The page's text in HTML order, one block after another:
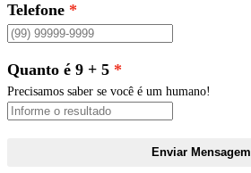
Telefone
Quanto é 9 + 5
Precisamos saber se você é um humano!
Enviar Mensagem